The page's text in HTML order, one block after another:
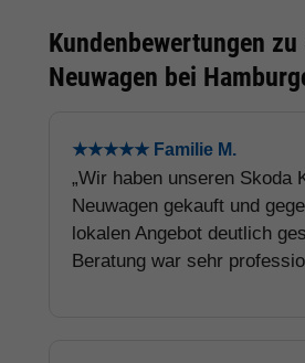
Kundenbewertungen zu
Neuwagen bei
★★★★★ Familie M.
„Wir haben unseren Skoda
Neuwagen gekauft und
lokalen Angebot deutlich
Beratung war sehr